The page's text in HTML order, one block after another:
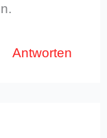
Antworten